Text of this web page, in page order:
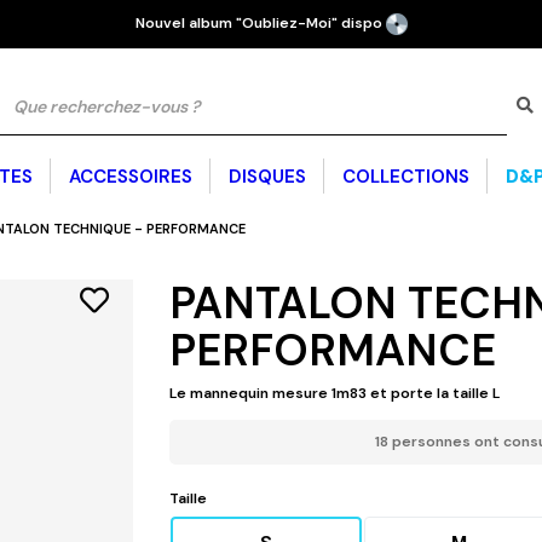
Nouvel album "Oubliez-Moi" dispo
ACCESSOIRES DISQUES COLLECTIONS
CHAUSSURES ET
GAUFRÉ
BRASSIÈRES SPORT
SWEATS
BONNETS
GOODIES
- TP SUR
T-SHIRT ÉDITION VÉLODROME D&P À VIE :
CLUB COLLECTION SUMMER 26 SAMBA
TECHNIQUE - PERFORMANCE
PANTALON
PERFORMANCE
Le mannequin mesure 1m83 et porte la taille L
18 personnes ont
Taille